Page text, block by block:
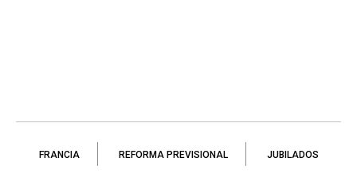
FRANCIA REFORMA PREVISIONAL JUBILADOS